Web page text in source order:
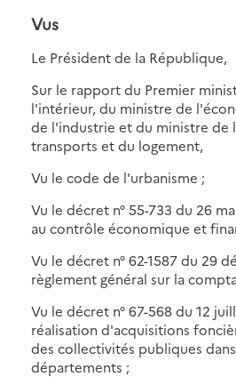
Vus
Le Président de la République,
Sur le rapport du Premier
l'intérieur, du ministre de
de l'industrie et du ministre de
transports et du logement,
Vu le code de l'urbanisme ;
Vu le décret n° 55-733 du 26
au contrôle économique et
Vu le décret n° 62-1587 du 29
règlement général sur la
Vu le décret n° 67-568 du 12
réalisation d'acquisitions
des collectivités publiques
départements ;